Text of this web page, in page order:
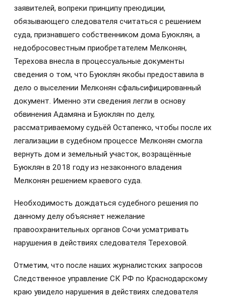
заявителей, вопреки принципу преюдиции,
обязывающего следователя считаться с решением
суда, признавшего собственником дома Буюклян, а
недобросовестным приобретателем Мелконян,
Терехова внесла в процессуальные документы
сведения о том, что Буюклян якобы предоставила в
дело о выселении Мелконян сфальсифицированный
документ. Именно эти сведения легли в основу
обвинения Адамяна и Буюклян по делу,
рассматриваемому судьёй Остапенко, чтобы после их
легализации в судебном процессе Мелконян смогла
вернуть дом и земельный участок, возращённые
Буюклян в 2018 году из незаконного владения
Мелконян решением краевого суда.
Необходимость дождаться судебного решения по
данному делу объясняет нежелание
правоохранительных органов Сочи усматривать
нарушения в действиях следователя Тереховой.
Отметим, что после наших журналистских запросов
Следственное управление СК РФ по Краснодарскому
краю увидело нарушения в действиях следователя